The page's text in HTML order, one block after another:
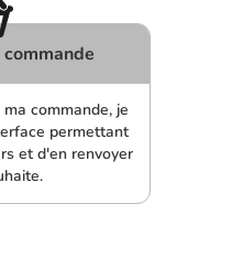
commande, je
permettant
et d'en renvoyer